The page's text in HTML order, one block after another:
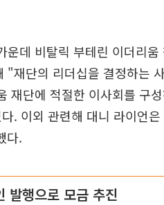
운데 비탈릭 부테린 이더리
"재단의 리더십을 결정하는
재단에 적절한 이사회를 구
. 이외 관련해 대니 라이언
다.
발행으로 모금 추진